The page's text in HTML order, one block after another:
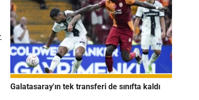
Galatasaray'ın tek transferi de sınıfta kaldı